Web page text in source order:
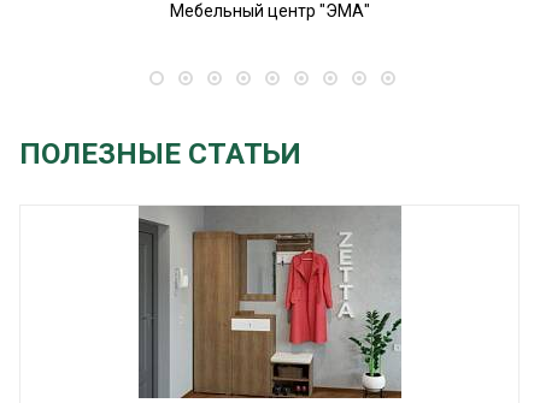
Мебельный центр "ЭМА"
ПОЛЕЗНЫЕ СТАТЬИ